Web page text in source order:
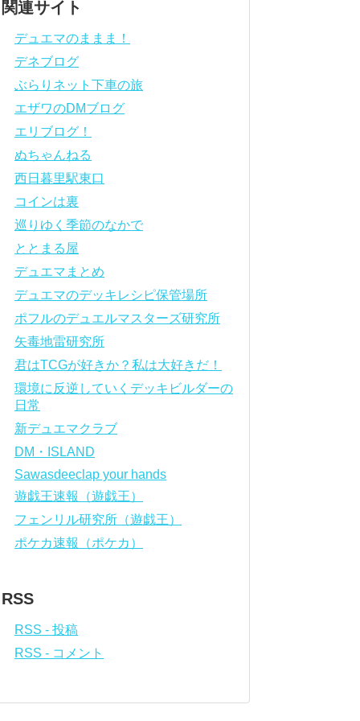
関連サイト
デュエマのままま！
デネブログ
ぶらりネット下車の旅
エザワのDMブログ
エリブログ！
ぬちゃんねる
西日暮里駅東口
コインは裏
巡りゆく季節のなかで
ととまる屋
デュエマまとめ
デュエマのデッキレシピ保管場所
ポフルのデュエルマスターズ研究所
矢毒地雷研究所
君はTCGが好きか？私は大好きだ！
環境に反逆していくデッキビルダーの
日常
新デュエマクラブ
DM・ISLAND
Sawasdeeclap your hands
遊戯王速報（遊戯王）
フェンリル研究所（遊戯王）
ポケカ速報（ポケカ）
RSS
RSS - 投稿
RSS - コメント